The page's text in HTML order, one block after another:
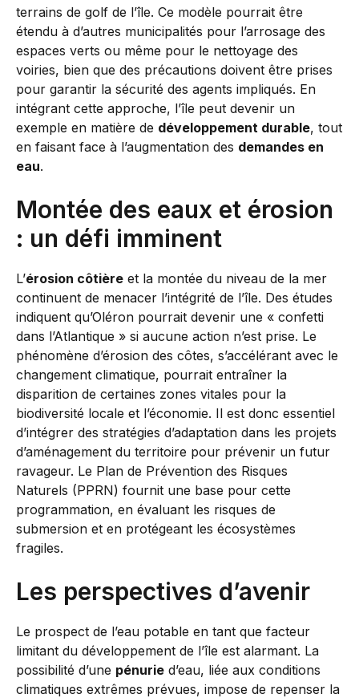
terrains de golf de l’île. Ce modèle pourrait être
étendu à d’autres municipalités pour l’arrosage des
espaces verts ou même pour le nettoyage des
voiries, bien que des précautions doivent être prises
pour garantir la sécurité des agents impliqués. En
intégrant cette approche, l’île peut devenir un
exemple en matière de développement durable, tout
en faisant face à l’augmentation des demandes en
eau.
Montée des eaux et érosion
: un défi imminent
L’érosion côtière et la montée du niveau de la mer
continuent de menacer l’intégrité de l’île. Des études
indiquent qu’Oléron pourrait devenir une « confetti
dans l’Atlantique » si aucune action n’est prise. Le
phénomène d’érosion des côtes, s’accélérant avec le
changement climatique, pourrait entraîner la
disparition de certaines zones vitales pour la
biodiversité locale et l’économie. Il est donc essentiel
d’intégrer des stratégies d’adaptation dans les projets
d’aménagement du territoire pour prévenir un futur
ravageur. Le Plan de Prévention des Risques
Naturels (PPRN) fournit une base pour cette
programmation, en évaluant les risques de
submersion et en protégeant les écosystèmes
fragiles.
Les perspectives d’avenir
Le prospect de l’eau potable en tant que facteur
limitant du développement de l’île est alarmant. La
possibilité d’une pénurie d’eau, liée aux conditions
climatiques extrêmes prévues, impose de repenser la